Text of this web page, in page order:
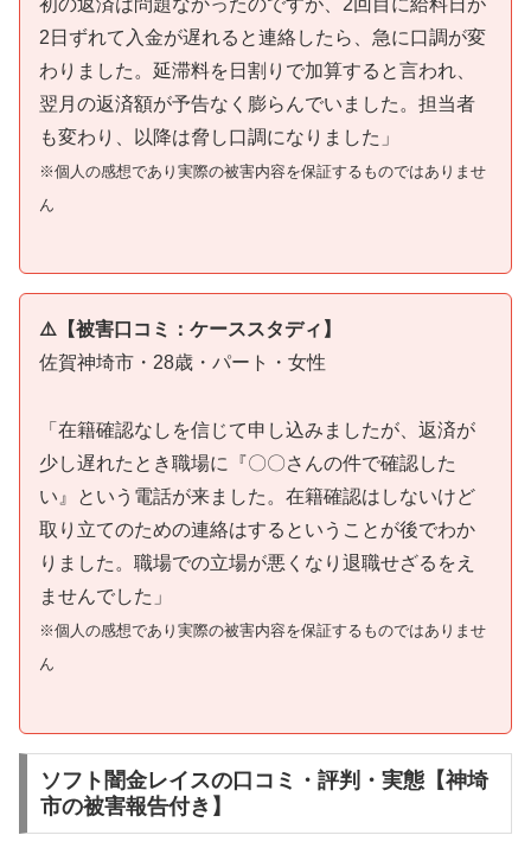
2日ずれて入金が遅れると連絡したら、急に口調が変
わりました。延滞料を日割りで加算すると言われ、
翌月の返済額が予告なく膨らんでいました。担当者
も変わり、以降は脅し口調になりました」
※個人の感想であり実際の被害内容を保証するものではありませ
ん
⚠️【被害口コミ：ケーススタディ】
佐賀神埼市・28歳・パート・女性
「在籍確認なしを信じて申し込みましたが、返済が
少し遅れたとき職場に『〇〇さんの件で確認した
い』という電話が来ました。在籍確認はしないけど
取り立てのための連絡はするということが後でわか
りました。職場での立場が悪くなり退職せざるをえ
ませんでした」
※個人の感想であり実際の被害内容を保証するものではありませ
ん
ソフト闇金レイスの口コミ・評判・実態【神埼
市の被害報告付き】